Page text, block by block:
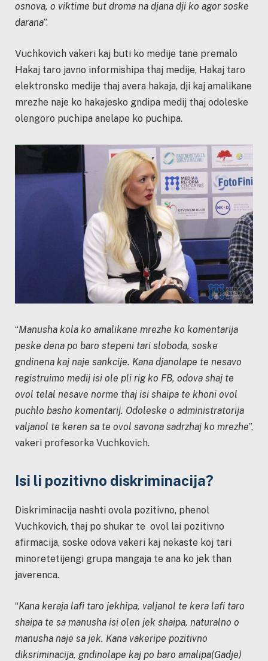
osnova, o viktime but droma na djana dji ko agor soske
darana”.
Vuchkovich vakeri kaj buti ko medije tane premalo
Hakaj taro javno informishipa thaj medije, Hakaj taro
elektronsko medije thaj avera hakaja, dji kaj amalikane
mrezhe naje ko hakajesko gndipa medij thaj odoleske
olengoro puchipa anelape ko puchipa.
“Manusha kola ko amalikane mrezhe ko komentarija
peske dena po baro stepeni tari sloboda, soske
gndinena kaj naje sankcije. Kana djanolape te nesavo
registruimo medij isi ole pli rig ko FB, odova shaj te
ovol telal nesave norme thaj isi shaipa te khoni ovol
puchlo basho komentarij. Odoleske o administratorija
valjanol te keren sa te ovol savona sadrzhaj ko mrezhe”,
vakeri profesorka Vuchkovich.
Isi li pozitivno diskriminacija?
Diskriminacija nashti ovola pozitivno, phenol
Vuchkovich, thaj po shukar te ovol lai pozitivno
afirmacija, soske odova vakeri kaj nekaste koj tari
minoretetijengi grupa mangaja te ana ko jek than
javerenca.
“Kana keraja lafi taro jekhipa, valjanol te kera lafi taro
shaipa te sa manusha isi olen jek shaipa, naturalno o
manusha naje sa jek. Kana vakeripe pozitivno
diksriminacija, gndinolape kaj po baro amalipa(Gadje)